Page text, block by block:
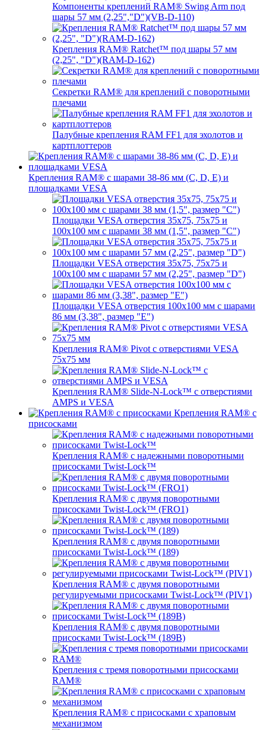
Компоненты креплений RAM® Swing Arm под
шары 57 мм (2,25","D")(VB-D-110)
Крепления RAM® Ratchet™ под шары 57 мм
(2,25", "D")(RAM-D-162)
Секретки RAM® для креплений с поворотными
плечами
Палубные крепления RAM FF1 для эхолотов и
картплоттеров
Крепления RAM® с шарами 38-86 мм (C, D, E) и
площадками VESA
Площадки VESA отверстия 35x75, 75x75 и
100x100 мм с шарами 38 мм (1,5", размер "C")
Площадки VESA отверстия 35х75, 75x75 и
100x100 мм с шарами 57 мм (2,25", размер "D")
Площадки VESA отверстия 100x100 мм с шарами
86 мм (3,38", размер "E")
Крепления RAM® Pivot с отверстиями VESA
75x75 мм
Крепления RAM® Slide-N-Lock™ с отверстиями
AMPS и VESA
Крепления RAM® с
присосками
Крепления RAM® с надежными поворотными
присосками Twist-Lock™
Крепления RAM® с двумя поворотными
присосками Twist-Lock™ (FRO1)
Крепления RAM® с двумя поворотными
присосками Twist-Lock™ (189)
Крепления RAM® с двумя поворотными
регулируемыми присосками Twist-Lock™ (PIV1)
Крепления RAM® с двумя поворотными
присосками Twist-Lock™ (189B)
Крепления с тремя поворотными присосками
RAM®
Крепления RAM® с присосками с храповым
механизмом